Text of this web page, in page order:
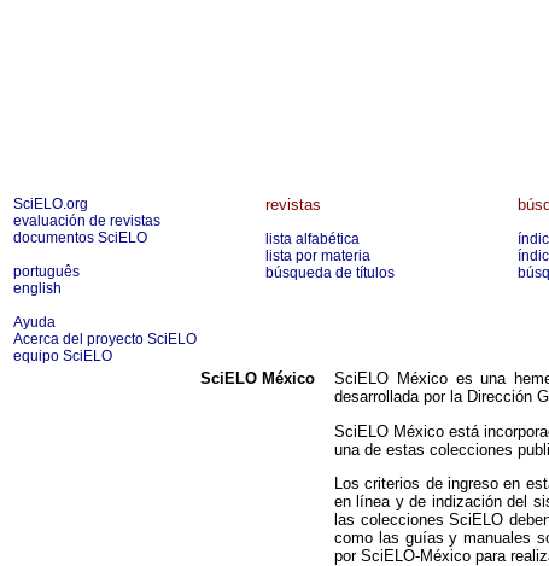
SciELO.org
evaluación de revistas
documentos SciELO
português
english
Ayuda
Acerca del proyecto SciELO
equipo SciELO
revistas
lista alfabética
lista por materia
búsqueda de títulos
SciELO México
SciELO México es una
desarrollada por la Dirección
SciELO México está
una de estas colecciones
Los criterios de ingreso en
en línea y de indización del
las colecciones SciELO
como las guías y manuales
por SciELO-México para